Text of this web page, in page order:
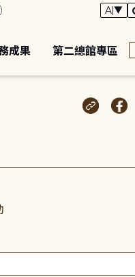
成果 第二總館專區